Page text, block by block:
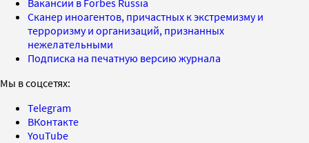
Сканер иноагентов, причастных к экстремизму и
терроризму и организаций, признанных
нежелательными
Подписка на печатную версию журнала
Мы в соцсетях:
Telegram
ВКонтакте
YouTube